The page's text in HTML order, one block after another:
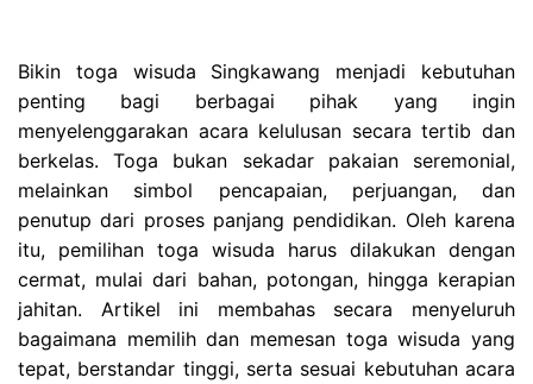
Bikin toga wisuda Singkawang menjadi kebutuhan
penting bagi berbagai pihak yang ingin
menyelenggarakan acara kelulusan secara tertib dan
berkelas. Toga bukan sekadar pakaian seremonial,
melainkan simbol pencapaian, perjuangan, dan
penutup dari proses panjang pendidikan. Oleh karena
itu, pemilihan toga wisuda harus dilakukan dengan
cermat, mulai dari bahan, potongan, hingga kerapian
jahitan. Artikel ini membahas secara menyeluruh
bagaimana memilih dan memesan toga wisuda yang
tepat, berstandar tinggi, serta sesuai kebutuhan acara